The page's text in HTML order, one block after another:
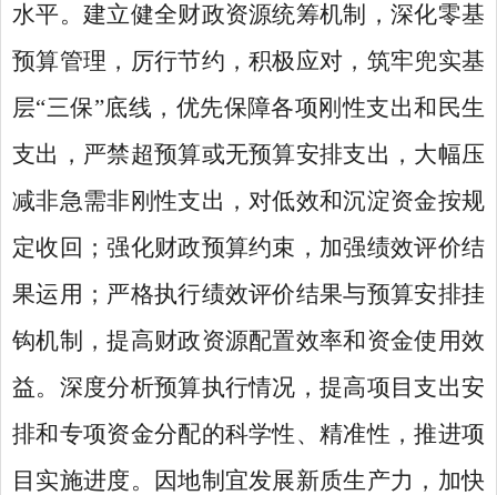
水平。建立健全财政资源统筹机制，深化零基
预算管理，厉行节约，积极应对，筑牢兜实基
层“三保”底线，优先保障各项刚性支出和民生
支出，严禁超预算或无预算安排支出，大幅压
减非急需非刚性支出，对低效和沉淀资金按规
定收回；强化财政预算约束，加强绩效评价结
果运用；严格执行绩效评价结果与预算安排挂
钩机制，提高财政资源配置效率和资金使用效
益。深度分析预算执行情况，提高项目支出安
排和专项资金分配的科学性、精准性，推进项
目实施进度。因地制宜发展新质生产力，加快